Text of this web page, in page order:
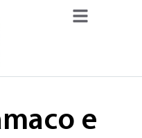
e